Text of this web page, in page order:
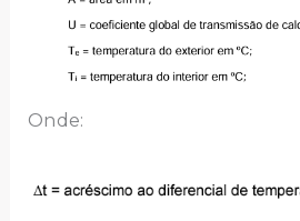
Onde: